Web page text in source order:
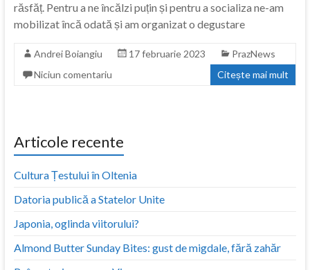
răsfăț. Pentru a ne încălzi puțin și pentru a socializa ne-am
mobilizat încă odată și am organizat o degustare
Andrei Boiangiu 17 februarie 2023
PrazNews
Niciun comentariu
Citește mai mult
Articole recente
Cultura Țestului în Oltenia
Datoria publică a Statelor Unite
Japonia, oglinda viitorului?
Almond Butter Sunday Bites: gust de migdale, fără zahăr